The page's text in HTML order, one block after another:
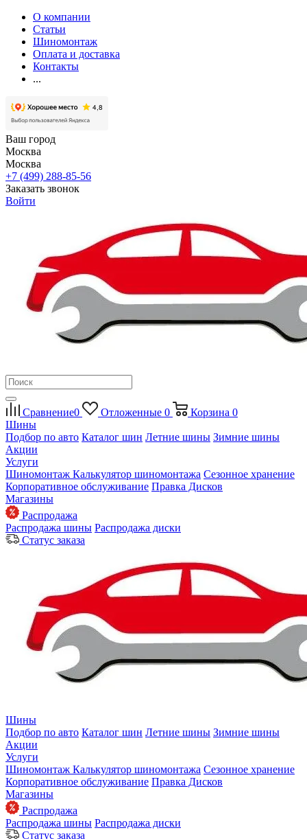
О компании
Статьи
Шиномонтаж
Оплата и доставка
Контакты
...
Ваш город
Москва
Москва
+7 (499) 288-85-56
Заказать звонок
Войти
Сравнение0 Отложенные 0 Корзина 0
Шины
Подбор по авто Каталог шин Летние шины Зимние шины
Акции
Услуги
Шиномонтаж Калькулятор шиномонтажа Сезонное хранение
Корпоративное обслуживание Правка Дисков
Магазины
Распродажа
Распродажа шины Распродажа диски
Статус заказа
Шины
Подбор по авто Каталог шин Летние шины Зимние шины
Акции
Услуги
Шиномонтаж Калькулятор шиномонтажа Сезонное хранение
Корпоративное обслуживание Правка Дисков
Магазины
Распродажа
Распродажа шины Распродажа диски
Статус заказа